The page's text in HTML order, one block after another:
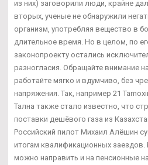
из них) заговорили люди, крайне
вторых, ученые не обнаружили
организм, употребляя вещество в
длительное время. Но в целом, по
законопроекту остались
разногласия. Обращайте внимание
работайте мягко и вдумчиво, без
напряжения. Так, например 21
Тална также стало известно, что
поставки дешёвого газа из
Российский пилот Михаил Алёшин
итогам квалификационных заездов.
можно направить и на пенсионные